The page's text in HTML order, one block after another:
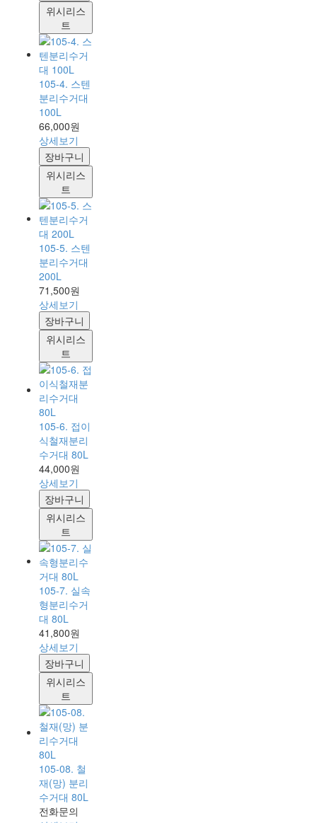
위시리스
트
105-4. 스텐
분리수거대
100L
66,000원
상세보기
장바구니
위시리스
트
105-5. 스텐
분리수거대
200L
71,500원
상세보기
장바구니
위시리스
트
105-6. 접이
식철재분리
수거대 80L
44,000원
상세보기
장바구니
위시리스
트
105-7. 실속
형분리수거
대 80L
41,800원
상세보기
장바구니
위시리스
트
105-08. 철
재(망) 분리
수거대 80L
전화문의